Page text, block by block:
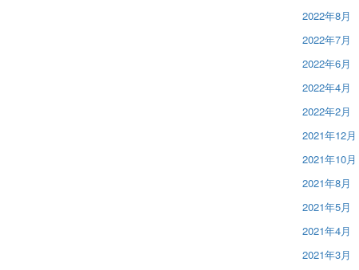
2022年8月
2022年7月
2022年6月
2022年4月
2022年2月
2021年12月
2021年10月
2021年8月
2021年5月
2021年4月
2021年3月